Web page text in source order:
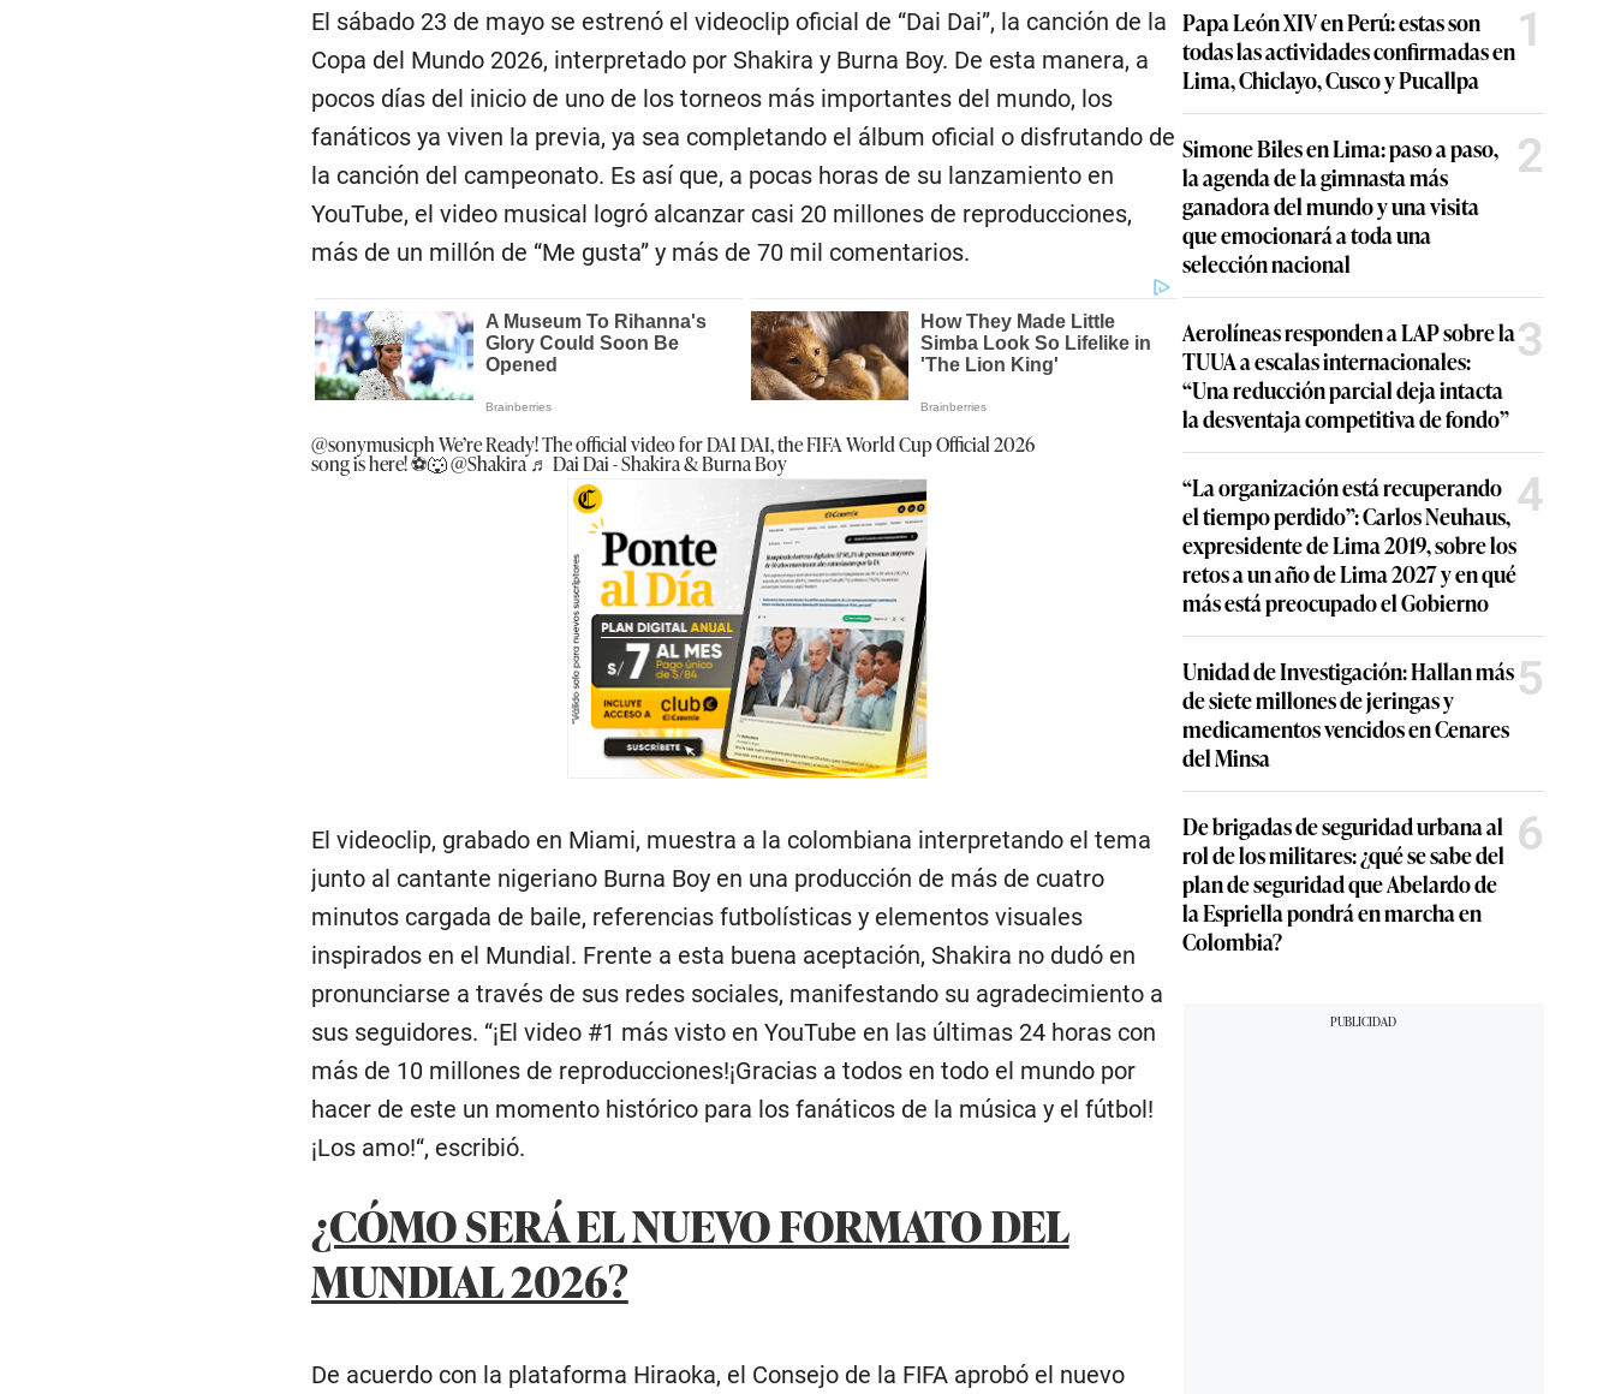
El sábado 23 de mayo se estrenó el videoclip oficial de “Dai Dai”, la canción de la
Copa del Mundo 2026, interpretado por Shakira y Burna Boy. De esta manera, a
pocos días del inicio de uno de los torneos más importantes del mundo, los
fanáticos ya viven la previa, ya sea completando el álbum oficial o disfrutando de
la canción del campeonato. Es así que, a pocas horas de su lanzamiento en
YouTube, el video musical logró alcanzar casi 20 millones de reproducciones,
más de un millón de “Me gusta” y más de 70 mil comentarios.
@sonymusicphWe’re Ready! The official video for DAI DAI, the FIFA World Cup Official 2026
song is here! ⚽️🐺 @Shakira♬ Dai Dai - Shakira & Burna Boy
El videoclip, grabado en Miami, muestra a la colombiana interpretando el tema
junto al cantante nigeriano Burna Boy en una producción de más de cuatro
minutos cargada de baile, referencias futbolísticas y elementos visuales
inspirados en el Mundial. Frente a esta buena aceptación, Shakira no dudó en
pronunciarse a través de sus redes sociales, manifestando su agradecimiento a
sus seguidores. “¡El video #1 más visto en YouTube en las últimas 24 horas con
más de 10 millones de reproducciones!¡Gracias a todos en todo el mundo por
hacer de este un momento histórico para los fanáticos de la música y el fútbol!
¡Los amo!“, escribió.
¿CÓMO SERÁ EL NUEVO FORMATO DEL
MUNDIAL 2026?
De acuerdo con la plataforma Hiraoka, el Consejo de la FIFA aprobó el nuevo
Papa León XIV en Perú: estas son
todas las actividades confirmadas en
Lima, Chiclayo, Cusco y Pucallpa
1
Simone Biles en Lima: paso a paso,
la agenda de la gimnasta más
ganadora del mundo y una visita
que emocionará a toda una
selección nacional
2
Aerolíneas responden a LAP sobre la
TUUA a escalas internacionales:
“Una reducción parcial deja intacta
la desventaja competitiva de fondo”
3
“La organización está recuperando
el tiempo perdido”: Carlos Neuhaus,
expresidente de Lima 2019, sobre los
retos a un año de Lima 2027 y en qué
más está preocupado el Gobierno
4
Unidad de Investigación: Hallan más
de siete millones de jeringas y
medicamentos vencidos en Cenares
del Minsa
5
De brigadas de seguridad urbana al
rol de los militares: ¿qué se sabe del
plan de seguridad que Abelardo de
la Espriella pondrá en marcha en
Colombia?
6